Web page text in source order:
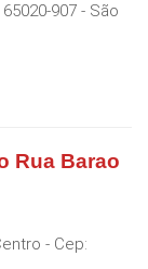
65020-907 - São
Rua Barao
- Cep: